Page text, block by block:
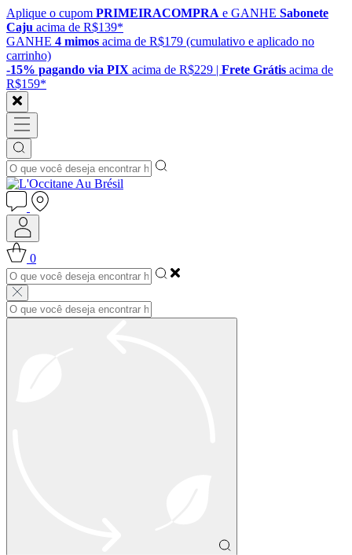
Aplique o cupom PRIMEIRACOMPRA e GANHE Sabonete
Caju acima de R$139*
GANHE 4 mimos acima de R$179 (cumulativo e aplicado no
carrinho)
-15% pagando via PIX acima de R$229 | Frete Grátis acima de
R$159*
0